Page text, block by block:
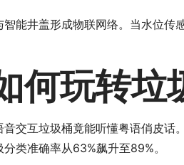
能井盖形成物联网络。当水位
何玩转垃
交互垃圾桶竟能听懂粤语俏皮
类准确率从63%飙升至89%。